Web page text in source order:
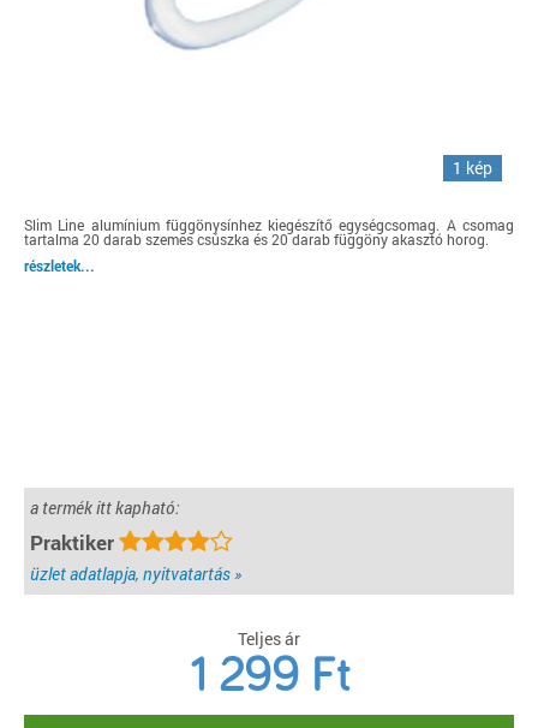
1 kép
Slim Line alumínium függönysínhez kiegészítő egységcsomag. A csomag
tartalma 20 darab szemes csúszka és 20 darab függöny akasztó horog.
részletek...
a termék itt kapható:
Praktiker
üzlet adatlapja, nyitvatartás »
Teljes ár
1 299 Ft